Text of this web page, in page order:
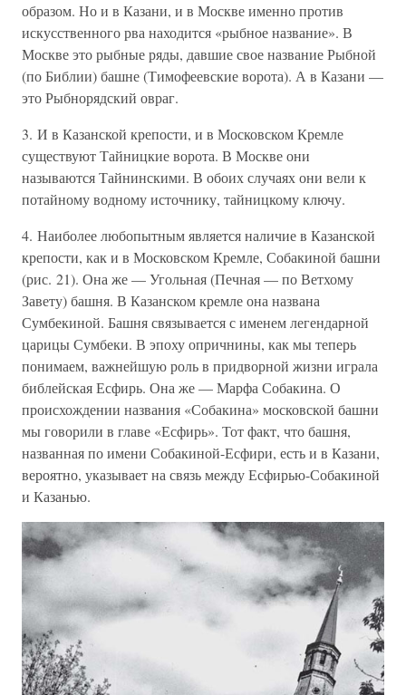
образом. Но и в Казани, и в Москве именно против
искусственного рва находится «рыбное название». В
Москве это рыбные ряды, давшие свое название Рыбной
(по Библии) башне (Тимофеевские ворота). А в Казани —
это Рыбнорядский овраг.
3. И в Казанской крепости, и в Московском Кремле
существуют Тайницкие ворота. В Москве они
называются Тайнинскими. В обоих случаях они вели к
потайному водному источнику, тайницкому ключу.
4. Наиболее любопытным является наличие в Казанской
крепости, как и в Московском Кремле, Собакиной башни
(рис. 21). Она же — Угольная (Печная — по Ветхому
Завету) башня. В Казанском кремле она названа
Сумбекиной. Башня связывается с именем легендарной
царицы Сумбеки. В эпоху опричнины, как мы теперь
понимаем, важнейшую роль в придворной жизни играла
библейская Есфирь. Она же — Марфа Собакина. О
происхождении названия «Собакина» московской башни
мы говорили в главе «Есфирь». Тот факт, что башня,
названная по имени Собакиной-Есфири, есть и в Казани,
вероятно, указывает на связь между Есфирью-Собакиной
и Казанью.